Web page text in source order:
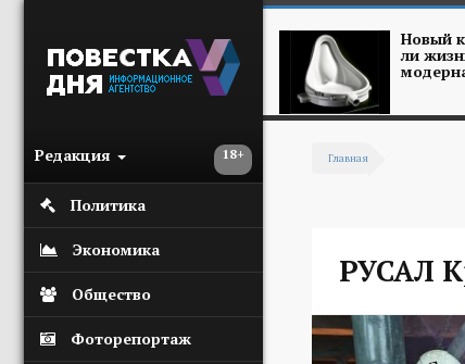
18+
Редакция
Политика
Экономика
Общество
Фоторепортаж
Новый
ли
Главная
РУСАЛ